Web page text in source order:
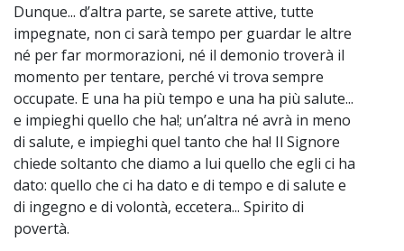
Dunque... d’altra parte, se sarete attive, tutte
impegnate, non ci sarà tempo per guardar le altre
né per far mormorazioni, né il demonio troverà il
momento per tentare, perché vi trova sempre
occupate. E una ha più tempo e una ha più salute...
e impieghi quello che ha!; un’altra né avrà in meno
di salute, e impieghi quel tanto che ha! Il Signore
chiede soltanto che diamo a lui quello che egli ci ha
dato: quello che ci ha dato e di tempo e di salute e
di ingegno e di volontà, eccetera... Spirito di
povertà.